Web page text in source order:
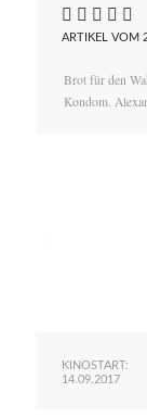
    
ARTIKEL VOM
Brot für den
Kondom.
KINOSTART:
14.09.2017